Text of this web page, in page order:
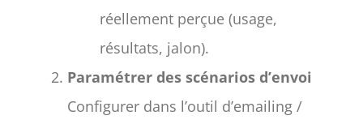
réellement perçue (usage,
résultats, jalon).
Paramétrer des scénarios d’envoi
Configurer dans l’outil d’emailing /